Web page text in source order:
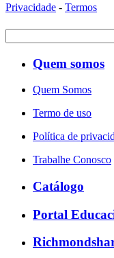
Privacidade - Termos
Quem somos
Quem Somos
Termo de uso
Política de
Trabalhe Conosco
Catálogo
Portal